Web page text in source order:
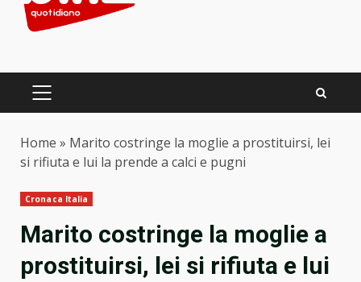
PRIMARY
Home » Marito costringe la moglie a prostituirsi, lei
si rifiuta e lui la prende a calci e pugni
Cronaca Italia
Marito costringe la moglie a
prostituirsi, lei si rifiuta e lui